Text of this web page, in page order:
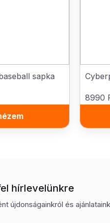
sapka
8990
hírlevelünkre
újdonságainkról és